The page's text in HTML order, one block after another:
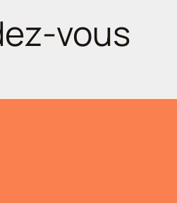
vous